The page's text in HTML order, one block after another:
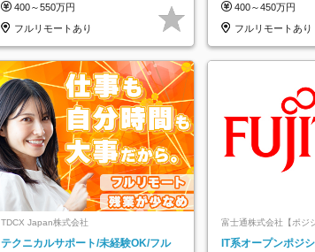
400～550万円
フルリモートあり
400～450万円
フルリモートあり
TDCX Japan株式会社
テクニカルサポート/未経験OK/フル
富士通株式会社【ポジ
IT系オープンポジ